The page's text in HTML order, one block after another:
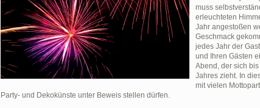
muss
erleuchteten
Jahr angestoßen
Geschmack
jedes Jahr der
und Ihren Gästen
Abend, der sich
Jahres zieht. In
mit vielen
Party- und Dekokünste unter Beweis stellen dürfen.